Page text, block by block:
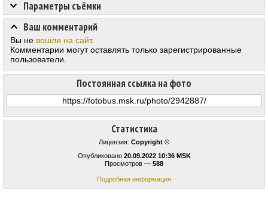
Статистика
Лицензия: Copyright ©
Опубликовано 20.09.2022 10:36 MSK
Просмотров — 588
Подробная информация
Постоянная ссылка на фото
Параметры съёмки
Ваш комментарий
Вы не вошли на сайт.
Комментарии могут оставлять только зарегистрированные
пользователи.